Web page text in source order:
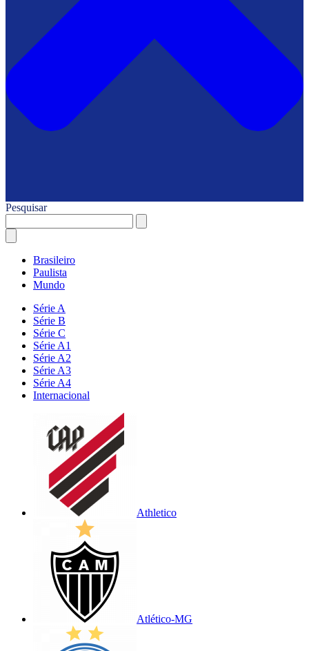
Pesquisar
Brasileiro
Paulista
Mundo
Série A
Série B
Série C
Série A1
Série A2
Série A3
Série A4
Internacional
Athletico
Atlético-MG